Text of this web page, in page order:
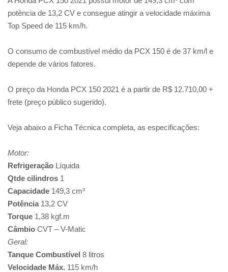
potência de 13,2 CV e consegue atingir a velocidade máxima
Top Speed de 115 km/h.
O consumo de combustível médio da PCX 150 é de 37 km/l e
depende de vários fatores.
O preço da Honda PCX 150 2021 é a partir de R$ 12.710,00 +
frete (preço público sugerido).
Veja abaixo a Ficha Técnica completa, as especificações:
Motor:
Refrigeração Líquida
Qtde cilindros 1
Capacidade 149,3 cm³
Potência13,2 CV
Torque 1,38 kgf.m
Câmbio CVT – V-Matic
Geral:
Tanque Combustível 8 litros
Velocidade Máx. 115 km/h